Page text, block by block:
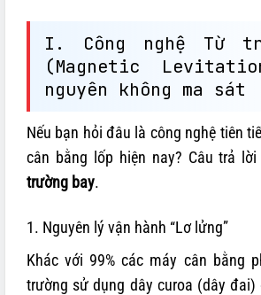
I. Công nghệ Từ
(Magnetic
nguyên không ma sát
Nếu bạn hỏi đâu là công nghệ tiên
cân bằng lốp hiện nay? Câu trả
trường bay.
1. Nguyên lý vận hành “Lơ lửng”
Khác với 99% các máy cân bằng
trường sử dụng dây curoa (dây đai)